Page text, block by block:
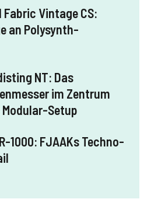
Vintage CS:
an Polysynth-
NT: Das
im Zentrum
Setup
1000: FJAAKs Techno-